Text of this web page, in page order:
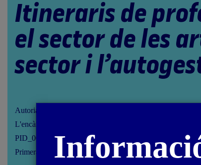
Itineraris de
el sector de les
sector i
Autoria: Montserrat Moliner Vicent
L'encàrrec i la creació d'aquest material docent han estat
PID_00286595
Primera edició: setembre 2022